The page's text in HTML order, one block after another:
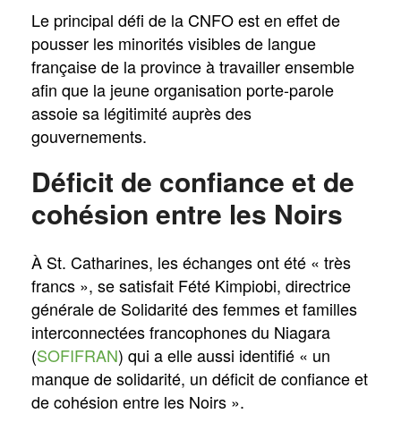
Le principal défi de la CNFO est en effet de
pousser les minorités visibles de langue
française de la province à travailler ensemble
afin que la jeune organisation porte-parole
assoie sa légitimité auprès des
gouvernements.
Déficit de confiance et de
cohésion entre les Noirs
À St. Catharines, les échanges ont été « très
francs », se satisfait Fété Kimpiobi, directrice
générale de Solidarité des femmes et familles
interconnectées francophones du Niagara
(SOFIFRAN) qui a elle aussi identifié « un
manque de solidarité, un déficit de confiance et
de cohésion entre les Noirs ».